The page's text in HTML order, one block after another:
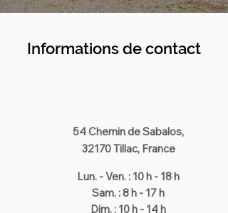
Informations de contact
54 Chemin de Sabalos,
32170 Tillac, France
Lun. - Ven. : 10 h - 18 h
Sam. : 8 h - 17 h
Dim. : 10 h - 14 h